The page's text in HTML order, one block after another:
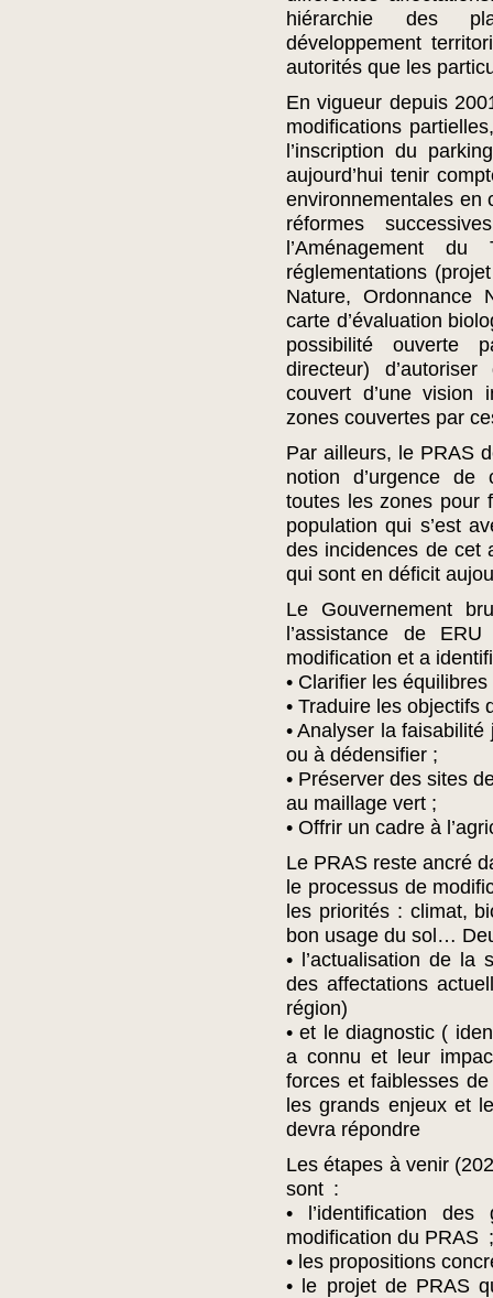
hiérarchie des
développement
autorités que les
En vigueur depuis
modifications
l’inscription du
aujourd’hui tenir
environnementales en
réformes
l’Aménagement
réglementations
Nature, Ordonnance
carte d’évaluation
possibilité ouverte
directeur)
couvert d’une vision
zones couvertes par
Par ailleurs, le PRAS
notion d’urgence de
toutes les zones pour
population qui s’est
des incidences de cet
qui sont en déficit
Le Gouvernement
l’assistance de
modification et a
• Clarifier les
• Traduire les objectifs
• Analyser la
ou à dédensifier ;
• Préserver des sites
au maillage vert ;
• Offrir un cadre à
Le PRAS reste ancré
le processus de
les priorités : climat,
bon usage du sol…
• l’actualisation de la
des affectations
région)
• et le diagnostic (
a connu et leur
forces et faiblesses
les grands enjeux et
devra répondre
Les étapes à venir
sont :
• l’identification
modification du PRAS ;
• les propositions
• le projet de PRAS